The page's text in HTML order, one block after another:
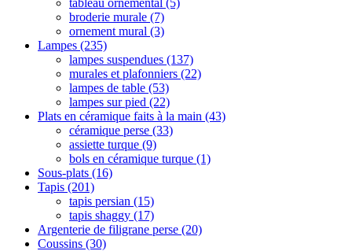
broderie murale (7)
ornement mural (3)
Lampes (235)
lampes suspendues (137)
murales et plafonniers (22)
lampes de table (53)
lampes sur pied (22)
Plats en céramique faits à la main (43)
céramique perse (33)
assiette turque (9)
‌‌bols en céramique turque (1)
Sous-plats (16)
Tapis (201)
tapis persian (15)
tapis shaggy (17)
Argenterie de filigrane perse (20)
Coussins (30)